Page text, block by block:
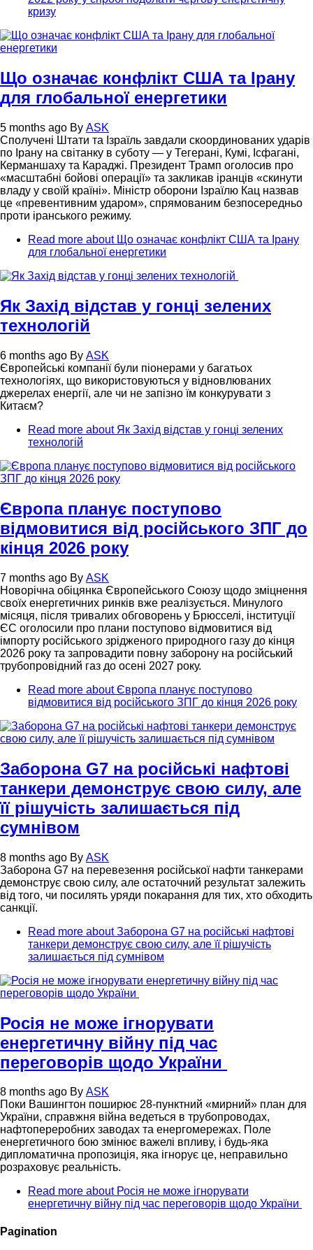
кризу
Що означає конфлікт США та Ірану
для глобальної енергетики
5 months ago By ASK
Сполучені Штати та Ізраїль завдали скоординованих ударів
по Ірану на світанку в суботу — у Тегерані, Кумі, Ісфагані,
Керманшаху та Караджі. Президент Трамп оголосив про
«масштабні бойові операції» та закликав іранців «скинути
владу у своїй країні». Міністр оборони Ізраїлю Кац назвав
це «превентивним ударом», спрямованим безпосередньо
проти іранського режиму.
Read more about Що означає конфлікт США та Ірану
для глобальної енергетики
Як Захід відстав у гонці зелених
технологій
6 months ago By ASK
Європейські компанії були піонерами у багатьох
технологіях, що використовуються у відновлюваних
джерелах енергії, але чи не запізно їм конкурувати з
Китаєм?
Read more about Як Захід відстав у гонці зелених
технологій
Європа планує поступово
відмовитися від російського ЗПГ до
кінця 2026 року
7 months ago By ASK
Новорічна обіцянка Європейського Союзу щодо зміцнення
своїх енергетичних ринків вже реалізується. Минулого
місяця, після тривалих обговорень у Брюсселі, інституції
ЄС оголосили про плани поступово відмовитися від
імпорту російського зрідженого природного газу до кінця
2026 року та запровадити повну заборону на російський
трубопровідний газ до осені 2027 року.
Read more about Європа планує поступово
відмовитися від російського ЗПГ до кінця 2026 року
Заборона G7 на російські нафтові
танкери демонструє свою силу, але
її рішучість залишається під
сумнівом
8 months ago By ASK
Заборона G7 на перевезення російської нафти танкерами
демонструє свою силу, але остаточний результат залежить
від того, чи посилять уряди покарання для тих, хто обходить
санкції.
Read more about Заборона G7 на російські нафтові
танкери демонструє свою силу, але її рішучість
залишається під сумнівом
Росія не може ігнорувати
енергетичну війну під час
переговорів щодо України
8 months ago By ASK
Поки Вашингтон поширює 28-пунктний «мирний» план для
України, справжня війна ведеться в трубопроводах,
нафтопереробних заводах та енергомережах. Поле
енергетичного бою змінює важелі впливу, і будь-яка
дипломатична пропозиція, яка ігнорує це, неправильно
розраховує реальність.
Read more about Росія не може ігнорувати
енергетичну війну під час переговорів щодо України
Pagination